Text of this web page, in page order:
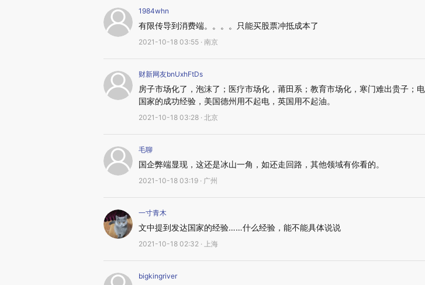
1984whn
有限传导到消费端。。。。只能买股票冲抵成本了
2021-10-18 03:55 · 南京
财新网友bnUxhFtDs
房子市场化了，泡沫了；医疗市场化，莆田系；教育市场化，寒门难出贵子；
国家的成功经验，美国德州用不起电，英国用不起油。
2021-10-18 03:28 · 北京
毛聊
国企弊端显现，这还是冰山一角，如还走回路，其他领域有你看的。
2021-10-18 03:19 · 广州
一寸青木
文中提到发达国家的经验……什么经验，能不能具体说说
2021-10-18 02:32 · 上海
bigkingriver